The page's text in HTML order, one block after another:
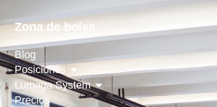
Zona de bolsa
Blog
Posiciones
Lumaga System
Precios